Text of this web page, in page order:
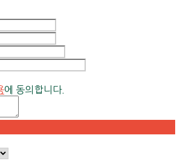
에 동의합니다.